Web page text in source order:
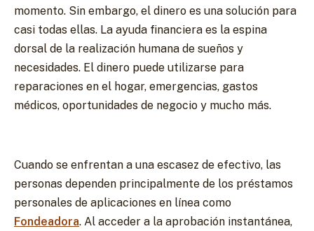
momento. Sin embargo, el dinero es una solución para
casi todas ellas. La ayuda financiera es la espina
dorsal de la realización humana de sueños y
necesidades. El dinero puede utilizarse para
reparaciones en el hogar, emergencias, gastos
médicos, oportunidades de negocio y mucho más.
Cuando se enfrentan a una escasez de efectivo, las
personas dependen principalmente de los préstamos
personales de aplicaciones en línea como
Fondeadora. Al acceder a la aprobación instantánea,